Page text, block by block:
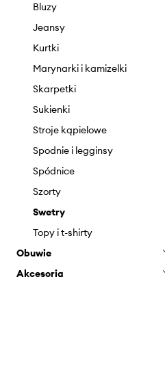
Bluzy
Jeansy
Kurtki
Marynarki i kamizelki
Skarpetki
Sukienki
Stroje kąpielowe
Spodnie i legginsy
Spódnice
Szorty
Swetry
Topy i t-shirty
Obuwie
Sneakersy
Akcesoria